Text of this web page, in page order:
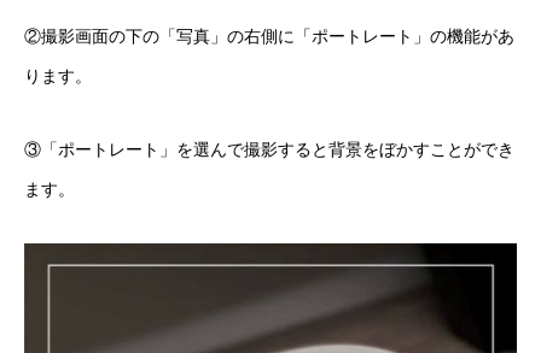
②撮影画面の下の「写真」の右側に「ポートレート」の機能があ
ります。
③「ポートレート」を選んで撮影すると背景をぼかすことができ
ます。